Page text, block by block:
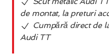
de montat, la preturi
Cumpără direct de
Audi TT